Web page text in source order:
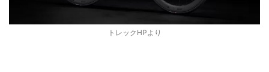
トレックHPより